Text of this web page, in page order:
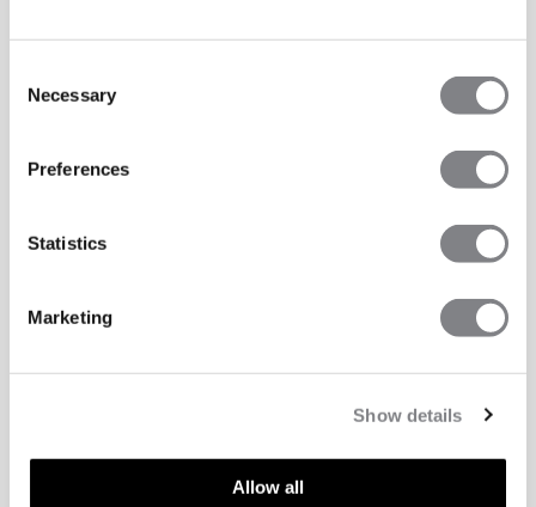
Selection
Necessary
Preferences
Statistics
Marketing
Show details
Allow all